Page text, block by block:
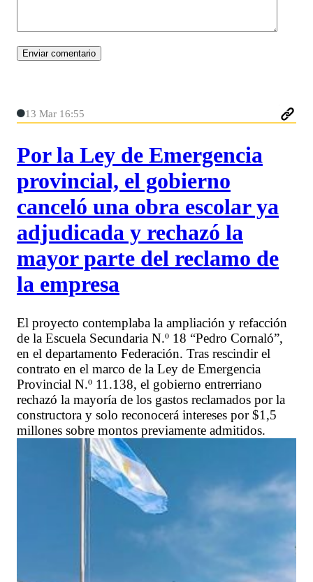
13 Mar 16:55
Por la Ley de Emergencia
provincial, el gobierno
canceló una obra escolar ya
adjudicada y rechazó la
mayor parte del reclamo de
la empresa
El proyecto contemplaba la ampliación y refacción
de la Escuela Secundaria N.º 18 “Pedro Cornaló”,
en el departamento Federación. Tras rescindir el
contrato en el marco de la Ley de Emergencia
Provincial N.º 11.138, el gobierno entrerriano
rechazó la mayoría de los gastos reclamados por la
constructora y solo reconocerá intereses por $1,5
millones sobre montos previamente admitidos.